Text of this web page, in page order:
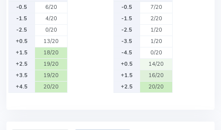
-0.5
6/20
-1.5
4/20
-2.5
0/20
+0.5
13/20
+1.5
18/20
+2.5
19/20
+3.5
19/20
+4.5
20/20
-0.5
7/20
-1.5
2/20
-2.5
1/20
-3.5
1/20
-4.5
0/20
+0.5
14/20
+1.5
16/20
+2.5
20/20